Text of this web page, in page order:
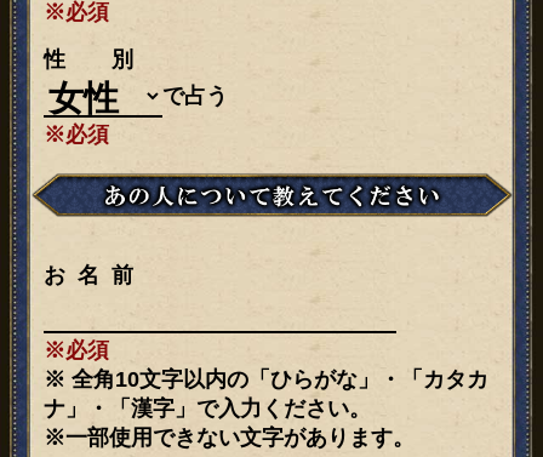
※必須
性別
で占う
※必須
お名前
※必須
※ 全角10文字以内の「ひらがな」・「カタカ
ナ」・「漢字」で入力ください。
※一部使用できない文字があります。